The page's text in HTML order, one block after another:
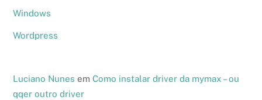
Windows
Wordpress
Luciano Nunes emComo instalar driver da mymax – ou
qqer outro driver